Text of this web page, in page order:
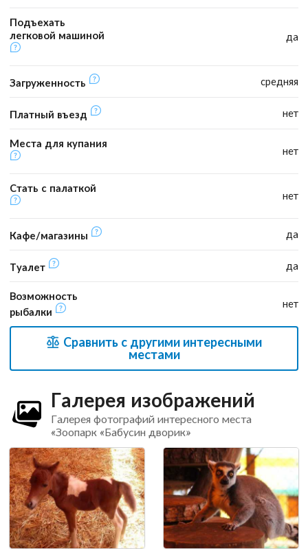
Подъехать
легковой машиной
да
Загруженность средняя
Платный въезд нет
Места для купания
нет
Стать с палаткой
нет
Кафе/магазины да
Туалет да
Возможность
рыбалки
нет
Сравнить с другими интересными
местами
Галерея изображений
Галерея фотографий интересного места
«Зоопарк «Бабусин дворик»